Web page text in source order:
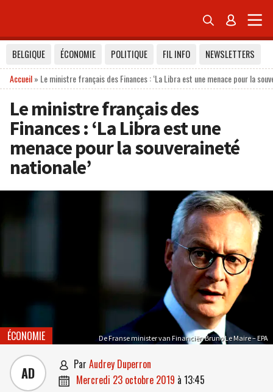
 
BELGIQUE ÉCONOMIE POLITIQUE FIL INFO
NEWSLETTERS
Accueil» Le ministre français des Finances : ‘La Libra est une menace pour la
Le ministre français des
Finances : ‘La Libra est une
menace pour la souveraineté
nationale’
De Franse minister van Financiën Bruno Le Maire – EPA
ÉCONOMIE
AD  par Audrey Duperron
 mercredi 23 octobre 2019 à 13:45